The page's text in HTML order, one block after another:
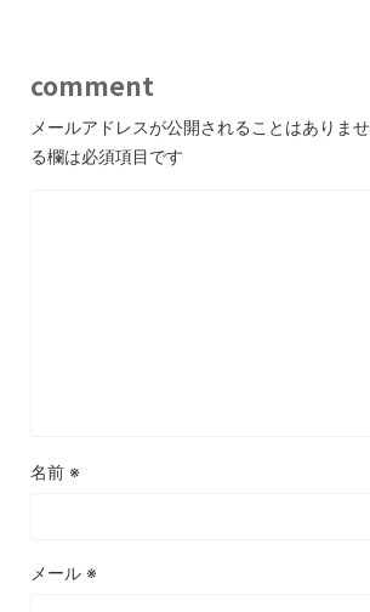
comment
メールアドレスが公開されることはありませ
る欄は必須項目です
名前 ※
メール ※